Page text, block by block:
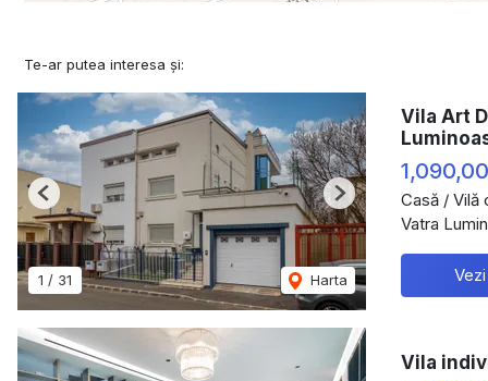
Te-ar putea interesa și:
1 / 31 Harta
Previous Next
Vila Art
Casă / Vilă
Vatra
Vila